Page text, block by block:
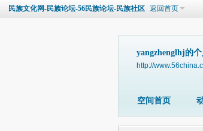
民族文化网-民族论坛-56民族论坛-民族社区 返回首页
yangzhenglhj的个
http://
空间首页